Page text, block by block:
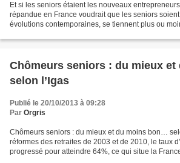
Et si les seniors étaient les nouveaux
répandue en France voudrait que les seniors
évolutions contemporaines, se tiennent plus ou
Chômeurs seniors : du mieux
selon l’Igas
Publié le 20/10/2013 à 09:28
Par Orgris
Chômeurs seniors : du mieux et du moins bon…
réformes des retraites de 2003 et de 2010, le taux
progressé pour atteindre 64%, ce qui situe la